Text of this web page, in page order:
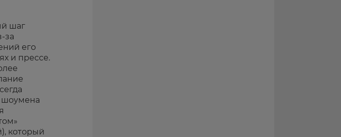
шаг
за
его
и прессе.
шоумена
который